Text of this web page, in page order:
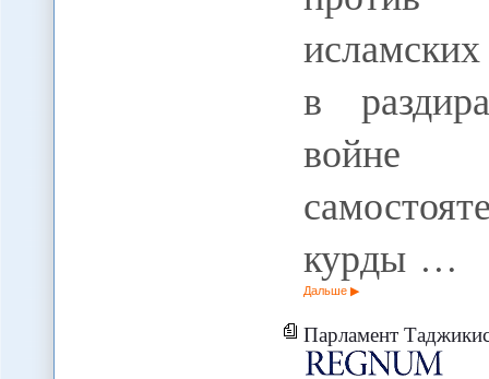
в
войне
курды …
Дальше
Парламент Таджикистана осенью